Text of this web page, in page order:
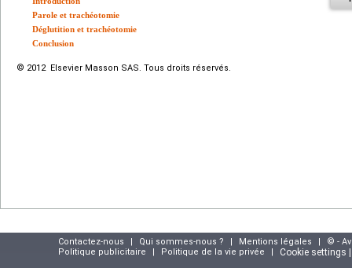
Parole et trachéotomie
Déglutition et trachéotomie
Conclusion
© 2012 Elsevier Masson SAS. Tous droits réservés.
Contactez-nous Qui sommes-nous ? Mentions légales
© -
Politique publicitaire
Politique de la vie privée Cookie settings